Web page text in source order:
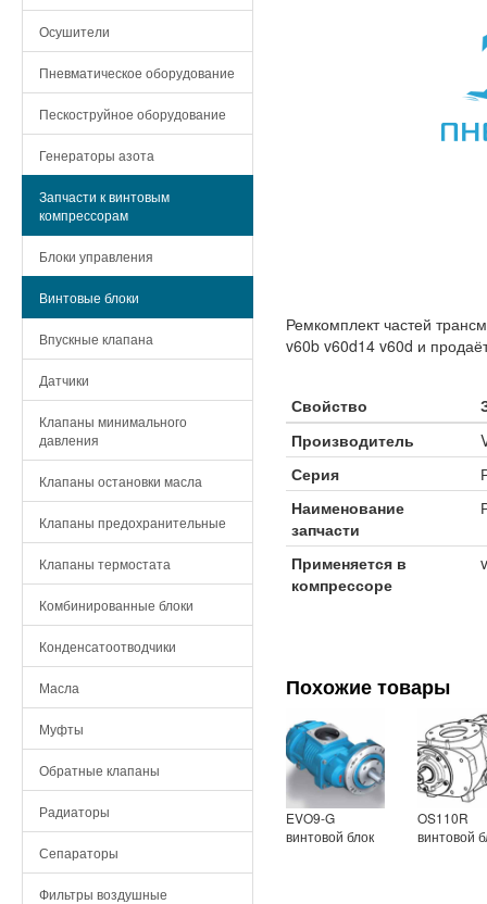
Осушители
Пневматическое оборудование
Пескоструйное оборудование
Генераторы азота
Запчасти к винтовым
компрессорам
Блоки управления
Винтовые блоки
Впускные клапана
Датчики
Клапаны минимального
давления
Клапаны остановки масла
Клапаны предохранительные
Клапаны термостата
Комбинированные блоки
Конденсатоотводчики
Масла
Муфты
Обратные клапаны
Радиаторы
Сепараторы
Фильтры воздушные
Ремкомплект частей
v60b v60d14 v60d и
Свойство
Производитель
Серия
Наименование
запчасти
Применяется в
компрессоре
Похожие товары
EVO9-G
винтовой блок
OS110R
винтовой